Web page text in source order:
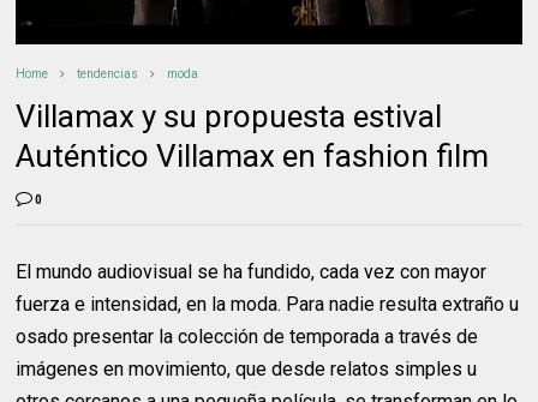
Home tendencias moda
Villamax y su propuesta estival
Auténtico Villamax en fashion film
0
El mundo audiovisual se ha fundido, cada vez con mayor
fuerza e intensidad, en la moda. Para nadie resulta extraño u
osado presentar la colección de temporada a través de
imágenes en movimiento, que desde relatos simples u